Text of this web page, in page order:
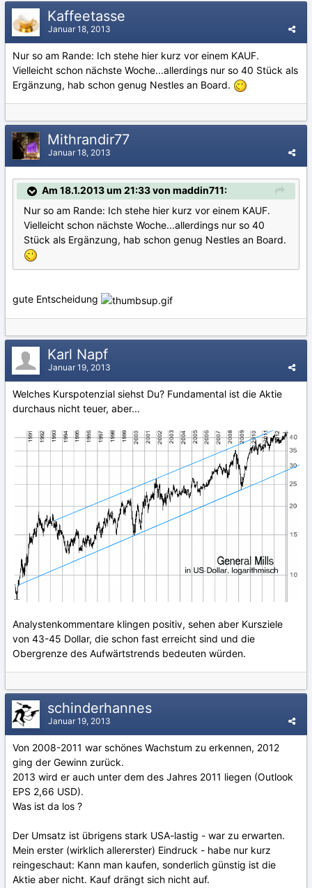
Kaffeetasse
Januar 18, 2013
Nur so am Rande: Ich stehe hier kurz vor einem KAUF.
Vielleicht schon nächste Woche...allerdings nur so 40 Stück als
Ergänzung, hab schon genug Nestles an Board.
Mithrandir77
Januar 18, 2013
Am 18.1.2013 um 21:33 von maddin711:
Nur so am Rande: Ich stehe hier kurz vor einem KAUF.
Vielleicht schon nächste Woche...allerdings nur so 40
Stück als Ergänzung, hab schon genug Nestles an Board.
gute Entscheidung
Karl Napf
Januar 19, 2013
Welches Kurspotenzial siehst Du? Fundamental ist die Aktie
durchaus nicht teuer, aber...
Analystenkommentare klingen positiv, sehen aber Kursziele
von 43-45 Dollar, die schon fast erreicht sind und die
Obergrenze des Aufwärtstrends bedeuten würden.
schinderhannes
Januar 19, 2013
Von 2008-2011 war schönes Wachstum zu erkennen, 2012
ging der Gewinn zurück.
2013 wird er auch unter dem des Jahres 2011 liegen (Outlook
EPS 2,66 USD).
Was ist da los ?
Der Umsatz ist übrigens stark USA-lastig - war zu erwarten.
Mein erster (wirklich allererster) Eindruck - habe nur kurz
reingeschaut: Kann man kaufen, sonderlich günstig ist die
Aktie aber nicht. Kauf drängt sich nicht auf.